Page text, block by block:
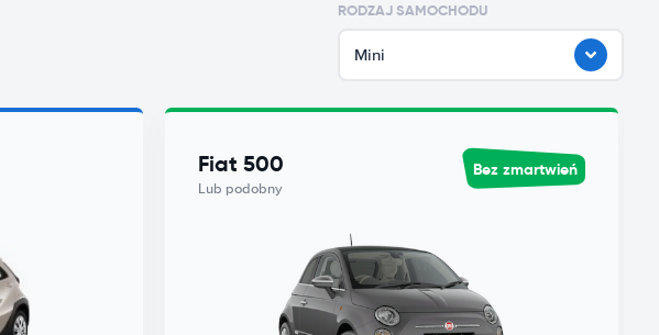
RODZAJ SAMOCHODU
Mini
Fiat 500
Lub podobny
Bez zmartwień